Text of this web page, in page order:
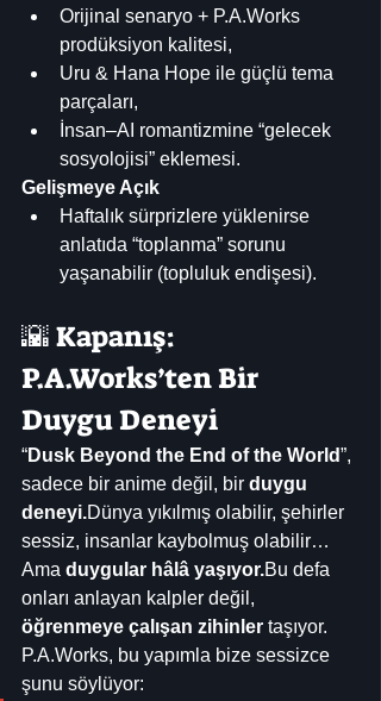
Orijinal senaryo + P.A.Works
prodüksiyon kalitesi,
Uru & Hana Hope ile güçlü tema
parçaları,
İnsan–AI romantizmine “gelecek
sosyolojisi” eklemesi.
Gelişmeye Açık
Haftalık sürprizlere yüklenirse
anlatıda “toplanma” sorunu
yaşanabilir (topluluk endişesi).
🌇 Kapanış:
P.A.Works’ten Bir
Duygu Deneyi
“Dusk Beyond the End of the World”,
sadece bir anime değil, bir duygu
deneyi.Dünya yıkılmış olabilir, şehirler
sessiz, insanlar kaybolmuş olabilir…
Ama duygular hâlâ yaşıyor.Bu defa
onları anlayan kalpler değil,
öğrenmeye çalışan zihinler taşıyor.
P.A.Works, bu yapımla bize sessizce
şunu söylüyor: